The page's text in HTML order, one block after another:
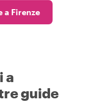
a Firenze
a
guide